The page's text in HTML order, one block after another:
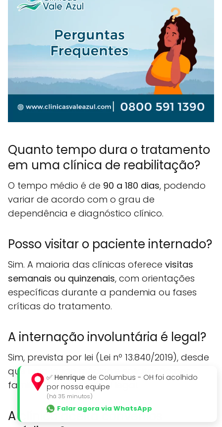
Quanto tempo dura o tratamento
em uma clínica de reabilitação?
O tempo médio é de 90 a 180 dias, podendo
variar de acordo com o grau de
dependência e diagnóstico clínico.
Posso visitar o paciente internado?
Sim. A maioria das clínicas oferece visitas
semanais ou quinzenais, com orientações
específicas durante a pandemia ou fases
críticas do tratamento.
A internação involuntária é legal?
Sim, prevista por lei (Lei nº 13.840/2019), desde
que haja laudo médico e solicitação por
familiar ou responsável legal.
A clínica aceita convênios
✅ Henrique de Columbus - OH foi acolhido
por nossa equipe
(há 35 minutos)
Falar agora via WhatsApp